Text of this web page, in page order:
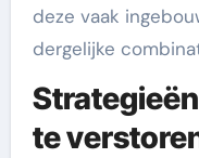
deze vaak
dergelijke
te